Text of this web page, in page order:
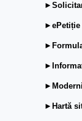
►ePetiție
►Hartă